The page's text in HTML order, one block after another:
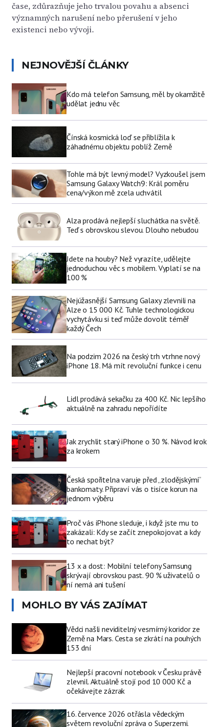
čase, zdůrazňuje jeho trvalou povahu a absenci
významných narušení nebo přerušení v jeho
existenci nebo vývoji.
NEJNOVĚJŠÍ ČLÁNKY
Kdo má telefon Samsung, měl by okamžitě
udělat jednu věc
Čínská kosmická loď se přiblížila k
záhadnému objektu poblíž Země
Tohle má být levný model? Vyzkoušel jsem
Samsung Galaxy Watch9: Král poměru
cena/výkon mě zcela uchvátil
Alza prodává nejlepší sluchátka na světě.
Teď s obrovskou slevou. Dlouho nebudou
Jdete na houby? Než vyrazíte, udělejte
jednoduchou věc s mobilem. Vyplatí se na
100 %
Nejúžasnější Samsung Galaxy zlevnili na
Alze o 15 000 Kč. Tuhle technologickou
vychytávku si teď může dovolit téměř
každý Čech
Na podzim 2026 na český trh vtrhne nový
iPhone 18. Má mít revoluční funkce i cenu
Lidl prodává sekačku za 400 Kč. Nic lepšího
aktuálně na zahradu nepořídíte
Jak zrychlit starý iPhone o 30 %. Návod krok
za krokem
Česká spořitelna varuje před „zlodějskými“
bankomaty. Připraví vás o tisíce korun na
jednom výběru
Proč vás iPhone sleduje, i když jste mu to
zakázali: Kdy se začít znepokojovat a kdy
to nechat být?
13 x a dost: Mobilní telefony Samsung
skrývají obrovskou past. 90 % uživatelů o
ní nemá ani tušení
MOHLO BY VÁS ZAJÍMAT
Vědci našli neviditelný vesmírný koridor ze
Země na Mars. Cesta se zkrátí na pouhých
153 dní
Nejlepší pracovní notebook v Česku právě
zlevnil. Aktuálně stojí pod 10 000 Kč a
očekávejte zázrak
16. července 2026 otřásla vědeckým
světem revoluční zpráva o Superzemi.